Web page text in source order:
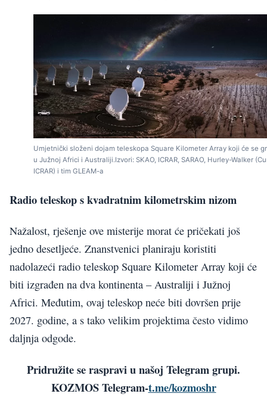
Umjetnički složeni dojam teleskopa Square Kilometer Array koji će se
u Južnoj Africi i Australiji.Izvori: SKAO, ICRAR, SARAO, Hurley-Walker
ICRAR) i tim GLEAM-a
Radio teleskop s kvadratnim kilometrskim nizom
Nažalost, rješenje ove misterije morat će pričekati još
jedno desetljeće. Znanstvenici planiraju koristiti
nadolazeći radio teleskop Square Kilometer Array koji će
biti izgrađen na dva kontinenta – Australiji i Južnoj
Africi. Međutim, ovaj teleskop neće biti dovršen prije
2027. godine, a s tako velikim projektima često vidimo
daljnja odgode.
Pridružite se raspravi u našoj Telegram grupi.
KOZMOS Telegram-t.me/kozmoshr